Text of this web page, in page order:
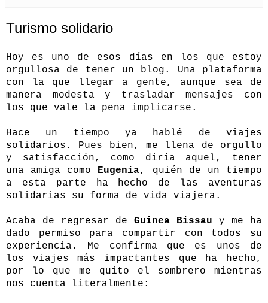
Turismo solidario
Hoy es uno de esos días en los que estoy
orgullosa de tener un blog. Una plataforma
con la que llegar a gente, aunque sea de
manera modesta y trasladar mensajes con
los que vale la pena implicarse.
Hace un tiempo ya hablé de viajes
solidarios . Pues bien, me llena de orgullo
y satisfacción, como diría aquel, tener
una amiga como Eugenia, quién de un tiempo
a esta parte ha hecho de las aventuras
solidarias su forma de vida viajera.
Acaba de regresar de Guinea Bissau y me ha
dado permiso para compartir con todos su
experiencia. Me confirma que es unos de
los viajes más impactantes que ha hecho,
por lo que me quito el sombrero mientras
nos cuenta literalmente: